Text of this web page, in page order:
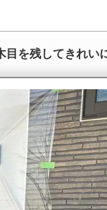
を残してきれい